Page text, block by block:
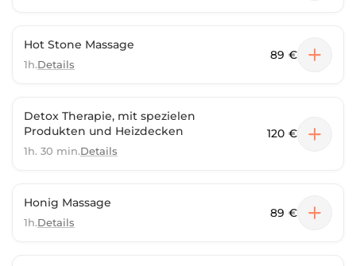
Hot Stone Massage
1h.Details
89 €
Detox Therapie, mit spezielen
Produkten und Heizdecken
1h. 30 min.Details
120 €
Honig Massage
1h.Details
89 €